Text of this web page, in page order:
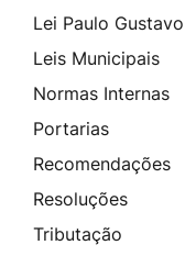
Lei Paulo Gustavo
Leis Municipais
Normas Internas
Portarias
Recomendações
Resoluções
Tributação